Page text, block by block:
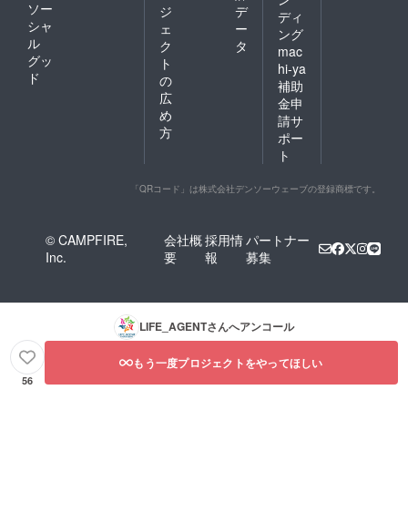
ソー
シャ
ル
グッ
ド
ジ
ェ
ク
ト
の
広
め
方
デ
ー
タ
ディ
ング
mac
hi-ya
補助
金申
請サ
ポー
ト
「QRコード」は株式会社デンソーウェーブの登録商標です。
© CAMPFIRE,
Inc.
会社概
要
採用情
報
パートナー
募集
LIFE_AGENTさんへアンコール
56
もう一度プロジェクトをやってほしい